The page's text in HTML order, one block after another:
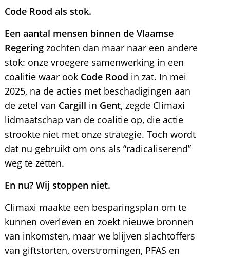
Code Rood als stok.
Een aantal mensen binnen de Vlaamse
Regeringzochten dan maar naar een andere
stok: onze vroegere samenwerking in een
coalitie waar ook Code Rood in zat. In mei
2025, na de acties met beschadigingen aan
de zetel van Cargill in Gent, zegde Climaxi
lidmaatschap van de coalitie op, die actie
strookte niet met onze strategie. Toch wordt
dat nu gebruikt om ons als “radicaliserend”
weg te zetten.
En nu? Wij stoppen niet.
Climaxi maakte een besparingsplan om te
kunnen overleven en zoekt nieuwe bronnen
van inkomsten, maar we blijven slachtoffers
van giftstorten, overstromingen, PFAS en